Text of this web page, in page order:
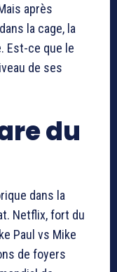
après
la cage, la
Est-ce que le
de ses
du
dans la
Netflix, fort du
Paul vs Mike
de foyers